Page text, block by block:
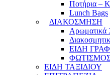
Ποτήρια –
Lunch Bags
ΔΙΑΚΟΣΜΗΣΗ
Αρωματικά
ΕΙΔΗ
ΕΙΔΗ ΤΑΞΙΔΙΟΥ